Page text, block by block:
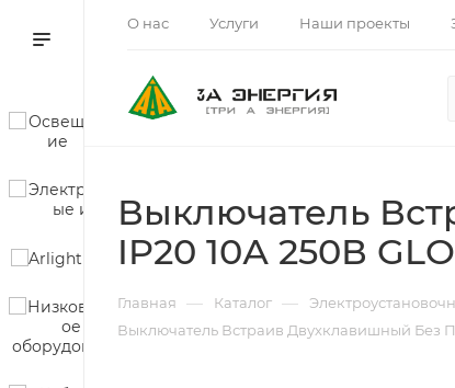
О нас Услуги Наши проекты
Выключатель
IP20 10А 250В
Главная — Каталог —
Выключатель Встраив Двухклавишный Без